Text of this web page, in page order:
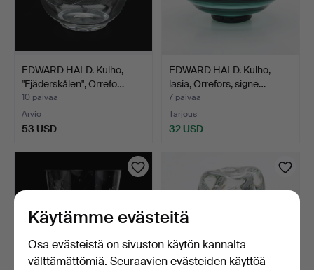
EDWARD HALD. Kulho,
"Fjäderskålen", Orrefo…
10 päivää
Arvio
53 USD
EDWARD HALD. Kulho,
lasia, Orrefors, signe…
7 päivää
Tarjous
32 USD
Käytämme evästeitä
Osa evästeistä on sivuston käytön kannalta
välttämättömiä. Seuraavien evästeiden käyttöä